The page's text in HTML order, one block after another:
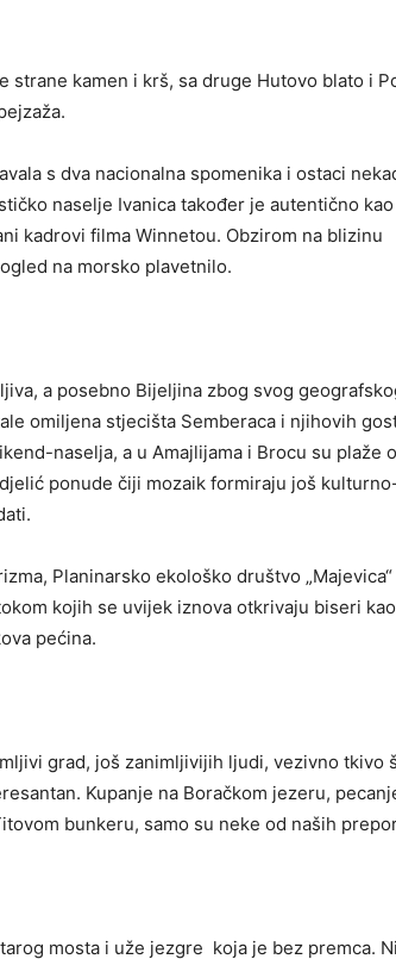
strane kamen i krš, sa druge Hutovo blato i
s dva nacionalna spomenika i ostaci
naselje Ivanica također je autentično kao
kadrovi filma Winnetou. Obzirom na blizinu
na morsko plavetnilo.
a posebno Bijeljina zbog svog
omiljena stjecišta Semberaca i njihovih
naselja, a u Amajlijama i Brocu su plaže
ponude čiji mozaik formiraju još
Planinarsko ekološko društvo
kojih se uvijek iznova otkrivaju biseri
pećina.
grad, još zanimljivijih ljudi, vezivno tkivo
Kupanje na Boračkom jezeru,
bunkeru, samo su neke od naših
mosta i uže jezgre koja je bez premca.